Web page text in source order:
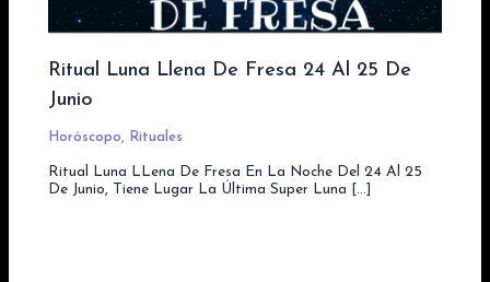
Ritual Luna Llena De Fresa 24 Al 25 De
Junio
Horóscopo, Rituales
Ritual Luna LLena De Fresa En La Noche Del 24 Al 25
De Junio, Tiene Lugar La Última Super Luna […]